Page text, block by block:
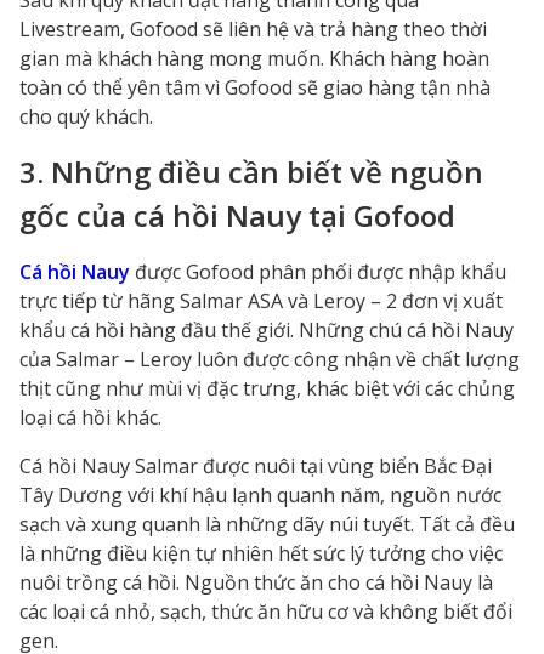
Livestream, Gofood sẽ liên hệ và trả hàng theo thời
gian mà khách hàng mong muốn. Khách hàng hoàn
toàn có thể yên tâm vì Gofood sẽ giao hàng tận nhà
cho quý khách.
3. Những điều cần biết về nguồn
gốc của cá hồi Nauy tại Gofood
Cá hồi Nauy được Gofood phân phối được nhập khẩu
trực tiếp từ hãng Salmar ASA và Leroy – 2 đơn vị xuất
khẩu cá hồi hàng đầu thế giới. Những chú cá hồi Nauy
của Salmar – Leroy luôn được công nhận về chất lượng
thịt cũng như mùi vị đặc trưng, khác biệt với các chủng
loại cá hồi khác.
Cá hồi Nauy Salmar được nuôi tại vùng biển Bắc Đại
Tây Dương với khí hậu lạnh quanh năm, nguồn nước
sạch và xung quanh là những dãy núi tuyết. Tất cả đều
là những điều kiện tự nhiên hết sức lý tưởng cho việc
nuôi trồng cá hồi. Nguồn thức ăn cho cá hồi Nauy là
các loại cá nhỏ, sạch, thức ăn hữu cơ và không biết đổi
gen.